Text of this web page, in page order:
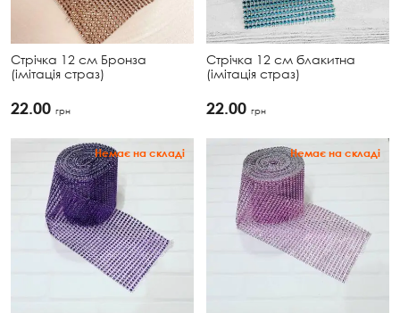
Стрічка 12 см Бронза
(імітація страз)
22.00 грн
Стрічка 12 см блакитна
(імітація страз)
22.00 грн
Немає на складі Немає на складі